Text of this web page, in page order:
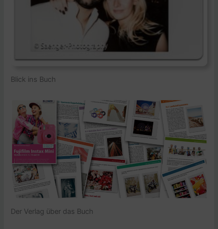
Blick ins Buch
Der Verlag über das Buch